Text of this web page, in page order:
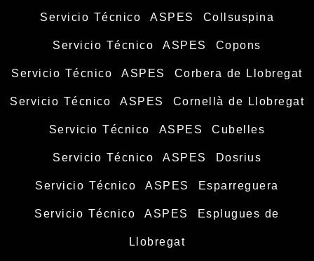
Servicio Técnico ASPES Collsuspina
Servicio Técnico ASPES Copons
Servicio Técnico ASPES Corbera de Llobregat
Servicio Técnico ASPES Cornellà de Llobregat
Servicio Técnico ASPES Cubelles
Servicio Técnico ASPES Dosrius
Servicio Técnico ASPES Esparreguera
Servicio Técnico ASPES Esplugues de
Llobregat